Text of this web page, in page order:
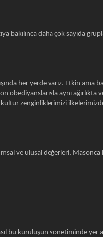
bakılınca daha çok sayıda
her yerde varız. Etkin ama
aynı
zenginliklerimizi
ve ulusal değerleri,
bu kuruluşun yönetiminde yer